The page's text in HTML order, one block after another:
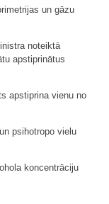
un gāzu
noteiktā
apstiprinātus
apstiprina vienu no
psihotropo vielu
koncentrāciju